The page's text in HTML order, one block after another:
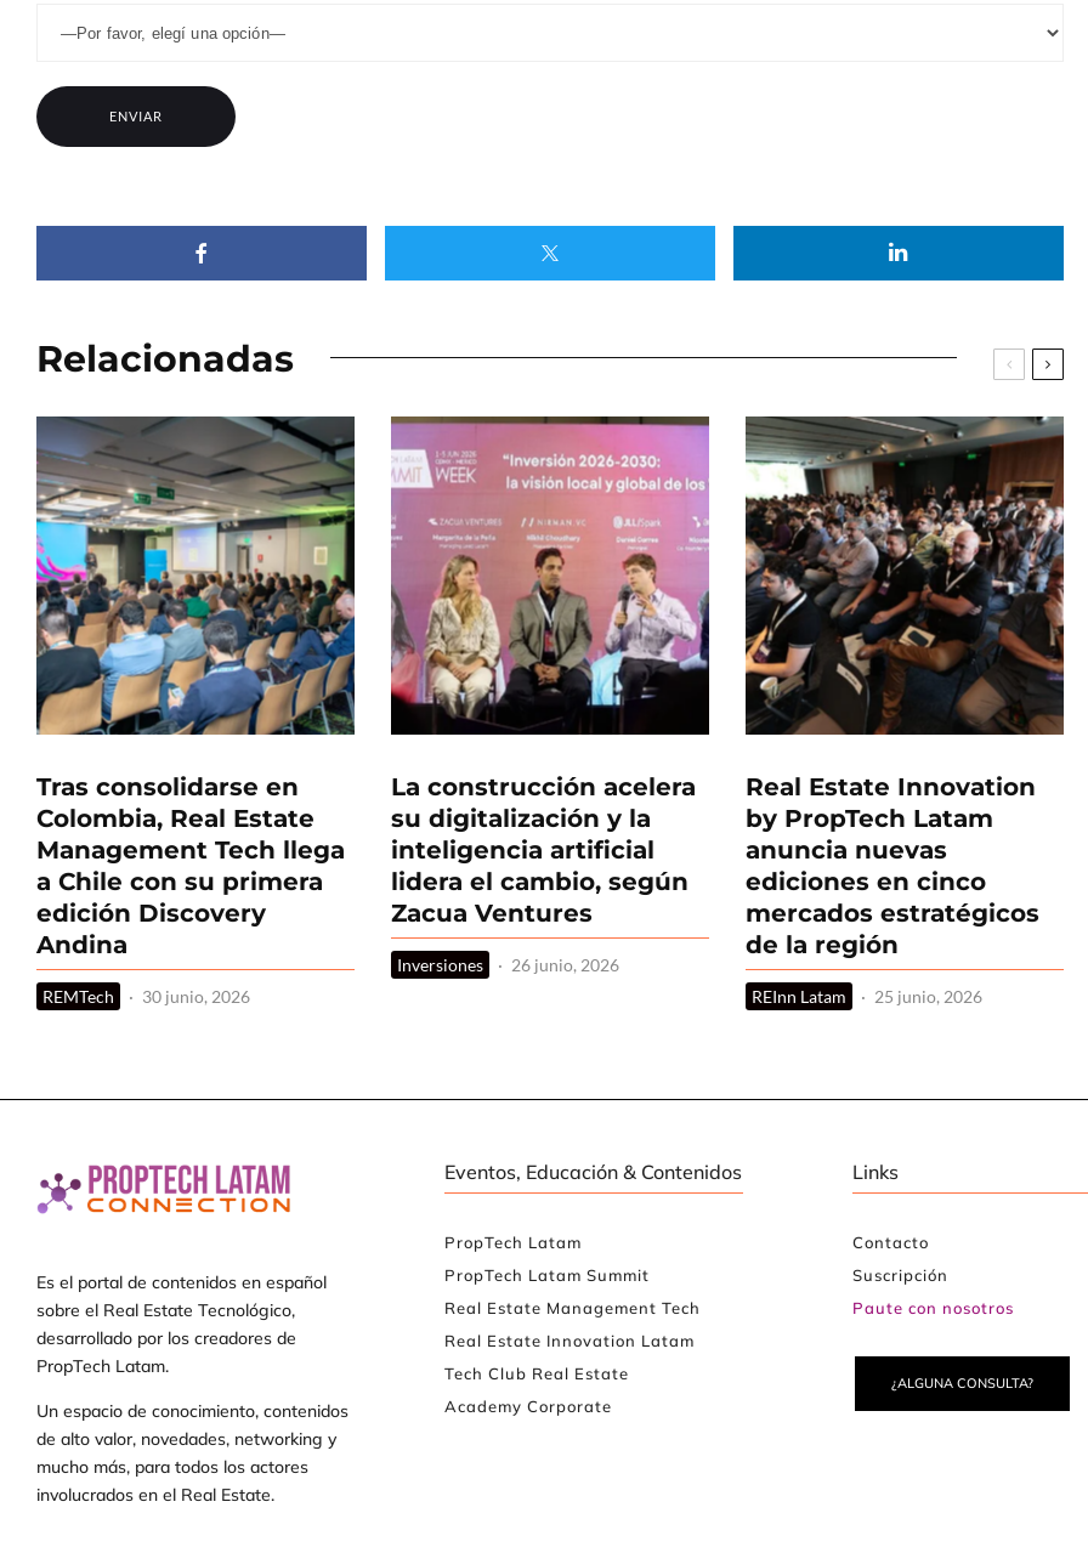
Relacionadas
Tras consolidarse en
Colombia, Real Estate
Management Tech llega
a Chile con su primera
edición Discovery
Andina
REMTech · 30 junio, 2026
La construcción acelera
su digitalización y la
inteligencia artificial
lidera el cambio, según
Zacua Ventures
Inversiones · 26 junio, 2026
Real Estate Innovation
by PropTech Latam
anuncia nuevas
ediciones en cinco
mercados estratégicos
de la región
REInn Latam · 25 junio, 2026
Es el portal de contenidos en español
sobre el Real Estate Tecnológico,
desarrollado por los creadores de
PropTech Latam.
Un espacio de conocimiento, contenidos
de alto valor, novedades, networking y
mucho más, para todos los actores
involucrados en el Real Estate.
Eventos, Educación & Contenidos
PropTech Latam
PropTech Latam Summit
Real Estate Management Tech
Real Estate Innovation Latam
Tech Club Real Estate
Academy Corporate
Links
Contacto
Suscripción
Paute con nosotros
¿ALGUNA CONSULTA?